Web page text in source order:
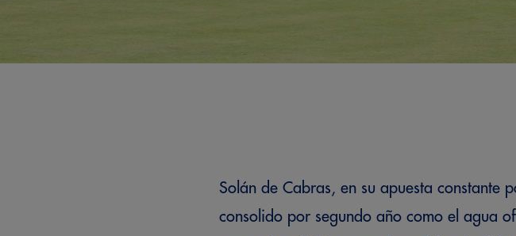
Solán de Cabras, en su apuesta constante
consolido por segundo año como el agua